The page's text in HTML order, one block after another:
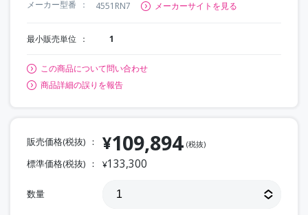
メーカー型番
4551RN7 メーカーサイトを見る
最小販売単位 1
この商品について問い合わせ
商品詳細の誤りを報告
販売価格(税抜) ¥109,894 (税抜)
標準価格(税抜) ¥133,300
数量